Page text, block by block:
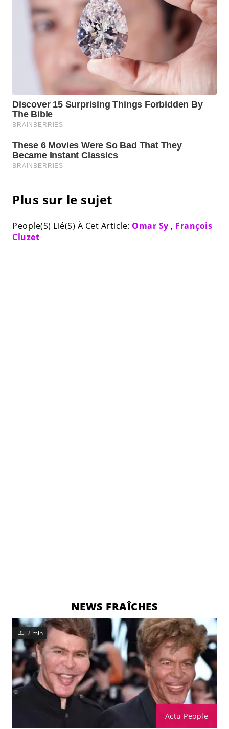
Plus sur le sujet
People(S) Lié(S) À Cet Article: Omar Sy , François
Cluzet
NEWS FRAÎCHES
Actu People
2 min